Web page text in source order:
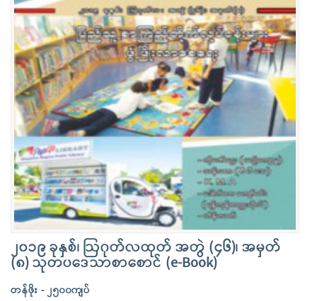
၂၀၁၉ ခုနှစ်၊ ဩဂုတ်လထုတ် အတွဲ (၄၆)၊ အမှတ်
(၈) သုတပဒေသာစာစောင် (e-Book)
တန်ဖိုး - ၂၅၀၀ကျပ်